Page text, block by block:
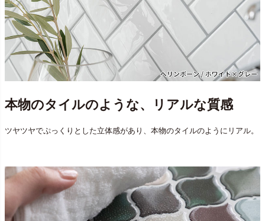
本物のタイルのような、リアルな質感
ツヤツヤでぷっくりとした立体感があり、本物のタイルのようにリアル。